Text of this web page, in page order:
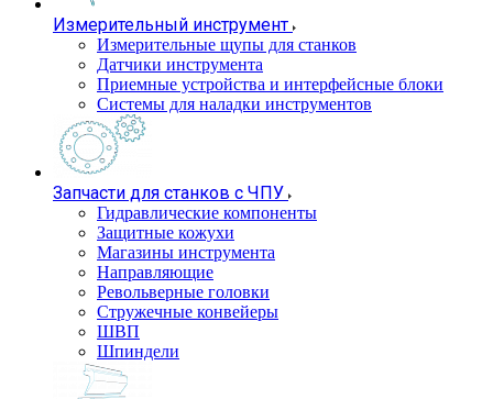
Измерительный инструмент
Измерительные щупы для станков
Датчики инструмента
Приемные устройства и интерфейсные блоки
Системы для наладки инструментов
Запчасти для станков с ЧПУ
Гидравлические компоненты
Защитные кожухи
Магазины инструмента
Направляющие
Револьверные головки
Стружечные конвейеры
ШВП
Шпиндели